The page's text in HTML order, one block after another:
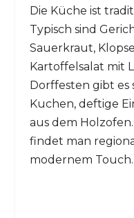
Die Küche ist
Typisch sind
Sauerkraut,
Kartoffelsalat mit
Dorffesten gibt es
Kuchen, deftige
aus dem
findet man
modernem Touch.